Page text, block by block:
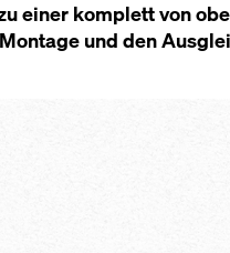
einer komplett von
und den